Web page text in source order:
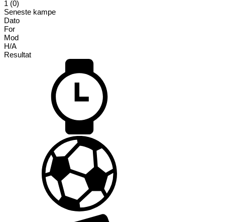
1 (0)
Seneste kampe
Dato
For
Mod
H/A
Resultat